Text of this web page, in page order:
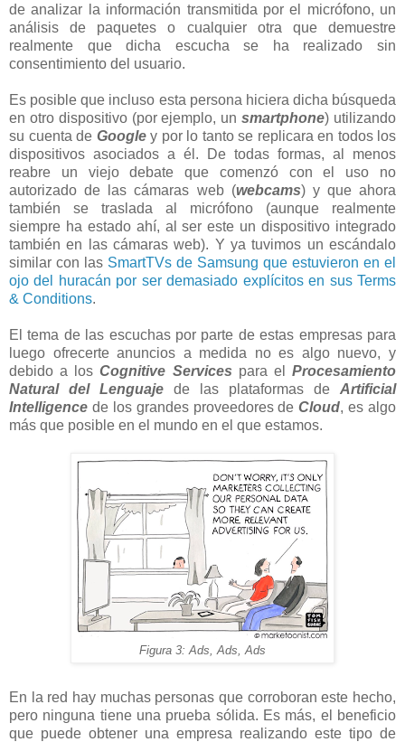
de analizar la información transmitida por el micrófono, un
análisis de paquetes o cualquier otra que demuestre
realmente que dicha escucha se ha realizado sin
consentimiento del usuario.
Es posible que incluso esta persona hiciera dicha búsqueda
en otro dispositivo (por ejemplo, unsmartphone) utilizando
su cuenta de Googley por lo tanto se replicara en todos los
dispositivos asociados a él. De todas formas, al menos
reabre un viejo debate que comenzó con el uso no
autorizado de las cámaras web (webcams) y que ahora
también se traslada al micrófono (aunque realmente
siempre ha estado ahí, al ser este un dispositivo integrado
también en las cámaras web). Y ya tuvimos un escándalo
similar con las SmartTVs de Samsung que estuvieron en el
ojo del huracán por ser demasiado explícitos en sus Terms
& Conditions.
El tema de las escuchas por parte de estas empresas para
luego ofrecerte anuncios a medida no es algo nuevo, y
debido a losCognitive Services para elProcesamiento
Natural del Lenguaje de las plataformas de Artificial
Intelligence de los grandes proveedores deCloud, es algo
más que posible en el mundo en el que estamos.
Figura 3: Ads, Ads, Ads
En la red hay muchas personas que corroboran este hecho,
pero ninguna tiene una prueba sólida. Es más, el beneficio
que puede obtener una empresa realizando este tipo de